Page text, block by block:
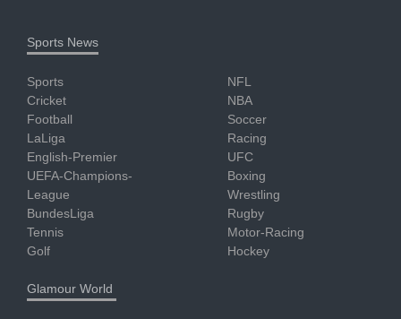
Sports News
Sports
Cricket
Football
LaLiga
English-Premier
UEFA-Champions-
League
BundesLiga
Tennis
Golf
NFL
NBA
Soccer
Racing
UFC
Boxing
Wrestling
Rugby
Motor-Racing
Hockey
Glamour World